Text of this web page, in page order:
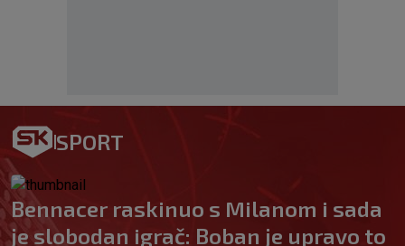
SPORT
Bennacer raskinuo s Milanom i sada
je slobodan igrač: Boban je upravo to